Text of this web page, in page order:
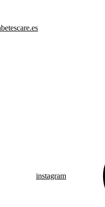
instagram